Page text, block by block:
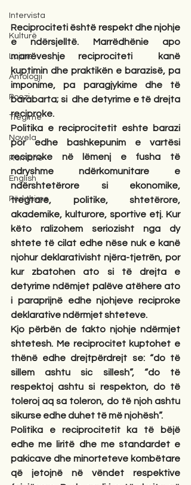
Intervista
Kulturë
Lajme
Antologji
Poezi
Tregime
Novela
Romane
English
Përkthime
Reciprociteti është respekt dhe njohje
e ndërsjelltë. Marrëdhënie apo
marrëveshje reciprociteti
kanë
kuptimin dhe praktikën e barazisë, pa
imponime, pa paragjykime dhe të
barabarta; si dhe detyrime e të drejta
reciproke.
Politika e reciprocitetit eshte barazi
por edhe bashkepunim e vartësi
reciproke në lëmenj e fusha të
ndryshme ndërkomunitare e
ndërshtetërore si ekonomike,
tregtare, politike, shtetërore,
akademike, kulturore, sportive etj. Kur
këto ralizohem seriozisht nga dy
shtete të cilat edhe nëse nuk e kanë
njohur deklarativisht njëra-tjetrën, por
kur zbatohen ato si të drejta e
detyrime ndëmjet palëve atëhere ato
i paraprijnë edhe njohjeve reciproke
deklarative ndërmjet shteteve.
Kjo përbën de fakto njohje ndërmjet
shtetesh. Me reciprocitet kuptohet e
thënë edhe drejtpërdrejt se: “do të
sillem ashtu sic sillesh”, “do të
respektoj ashtu si respekton, do të
toleroj aq sa toleron, do të njoh ashtu
sikurse edhe duhet të më njohësh”.
Politika e reciprocitetit ka të bëjë
edhe me liritë dhe me standardet e
pakicave dhe minorteteve kombëtare
që jetojnë në vëndet respektive